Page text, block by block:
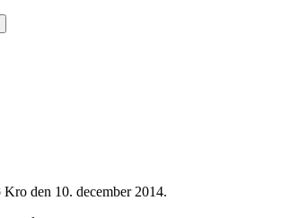
den 10. december 2014.